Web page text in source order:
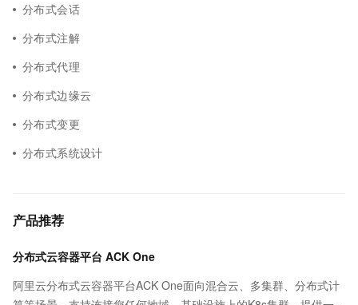
分布式会话
分布式注解
分布式代理
分布式边缘云
分布式变更
分布式系统设计
产品推荐
分布式云容器平台 ACK One
阿里云分布式云容器平台ACK One面向混合云、多集群、分布式计